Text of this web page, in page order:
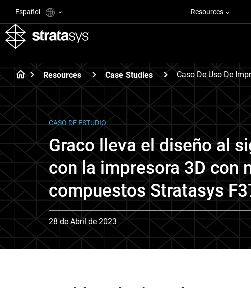
Español Resources
Resources Case Studies Caso De Uso De
CASO DE ESTUDIO
Graco lleva el diseño al
con la impresora 3D con
compuestos Stratasys
28 de Abril de 2023